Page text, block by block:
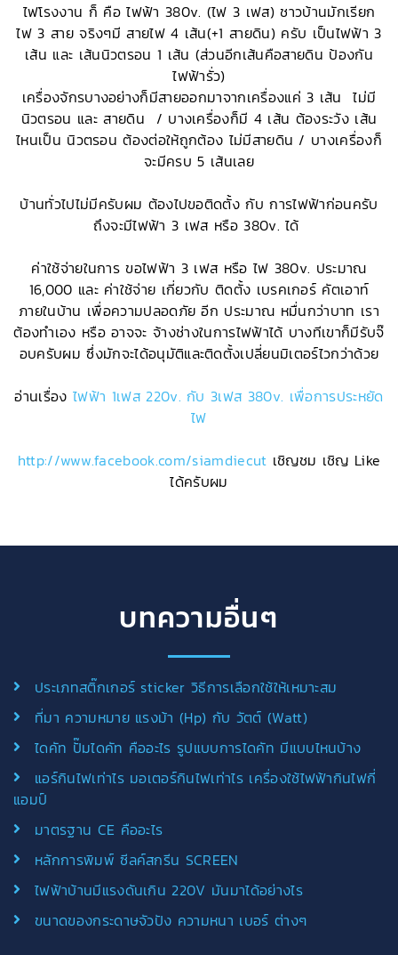
ไฟโรงงาน ก็ คือ ไฟฟ้า 380v. (ไฟ 3 เฟส) ชาวบ้านมักเรียก
ไฟ 3 สาย จริงๆมี สายไฟ 4 เส้น(+1 สายดิน) ครับ เป็นไฟฟ้า 3
เส้น และ เส้นนิวตรอน 1 เส้น (ส่วนอีกเส้นคือสายดิน ป้องกัน
ไฟฟ้ารั่ว)
เครื่องจักรบางอย่างก็มีสายออกมาจากเครื่องแค่ 3 เส้น ไม่มี
นิวตรอน และ สายดิน / บางเครื่องก็มี 4 เส้น ต้องระวัง เส้น
ไหนเป็น นิวตรอน ต้องต่อให้ถูกต้อง ไม่มีสายดิน / บางเครื่องก็
จะมีครบ 5 เส้นเลย
บ้านทั่วไปไม่มีครับผม ต้องไปขอติดตั้ง กับ การไฟฟ้าก่อนครับ
ถึงจะมีไฟฟ้า 3 เฟส หรือ 380v. ได้
ค่าใช้จ่ายในการ ขอไฟฟ้า 3 เฟส หรือ ไฟ 380v. ประมาณ
16,000 และ ค่าใช้จ่าย เกี่ยวกับ ติดตั้ง เบรคเกอร์ คัตเอาท์
ภายในบ้าน เพื่อความปลอดภัย อีก ประมาณ หมื่นกว่าบาท เรา
ต้องทำเอง หรือ อาจจะ จ้างช่างในการไฟฟ้าได้ บางทีเขาก็มีรับจ๊
อบครับผม ซึ่งมักจะได้อนุมัติและติดตั้งเปลี่ยนมิเตอร์ไวกว่าด้วย
อ่านเรื่องไฟฟ้า 1เฟส 220v. กับ 3เฟส 380v. เพื่อการประหยัด
ไฟ
http://www.facebook.com/siamdiecut เชิญชม เชิญ Like
ได้ครับผม
บทความอื่นๆ
ประเภทสติ๊กเกอร์ sticker วิธีการเลือกใช้ให้เหมาะสม
ที่มา ความหมาย แรงม้า (Hp) กับ วัตต์ (Watt)
ไดคัท ปั๊มไดคัท คืออะไร รูปแบบการไดคัท มีแบบไหนบ้าง
แอร์กินไฟเท่าไร มอเตอร์กินไฟเท่าไร เครื่องใช้ไฟฟ้ากินไฟกี่
แอมป์
มาตรฐาน CE คืออะไร
หลักการพิมพ์ ซีลค์สกรีน SCREEN
ไฟฟ้าบ้านมีแรงดันเกิน 220V มันมาได้อย่างไร
ขนาดของกระดาษจัวปัง ความหนา เบอร์ ต่างๆ